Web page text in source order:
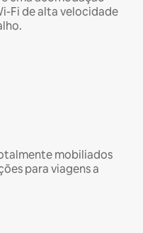
Fi de alta velocidade
mobiliados
para viagens a